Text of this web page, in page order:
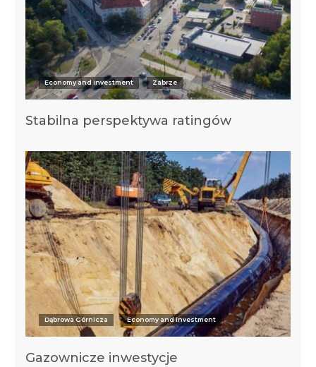
Economy and investment Zabrze
Stabilna perspektywa ratingów
Dąbrowa Górnicza Economy and investment
Gazownicze inwestycje